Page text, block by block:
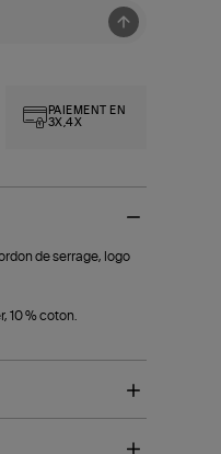
PAIEMENT EN
3X,4X
de serrage, logo
10 % coton.